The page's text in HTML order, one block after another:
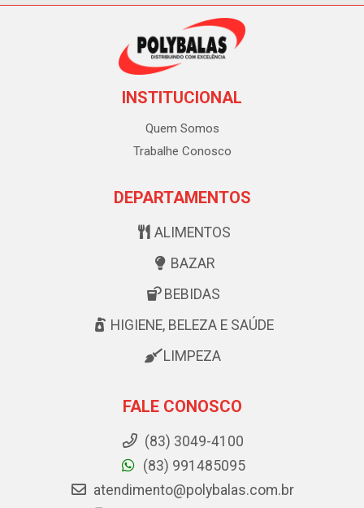
INSTITUCIONAL
Quem Somos
Trabalhe Conosco
DEPARTAMENTOS
ALIMENTOS
BAZAR
BEBIDAS
HIGIENE, BELEZA E SAÚDE
LIMPEZA
FALE CONOSCO
(83) 3049-4100
(83) 991485095
atendimento@polybalas.com.br